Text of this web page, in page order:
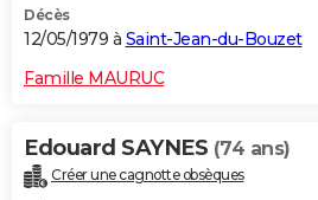
Décès
12/05/1979 à Saint-Jean-du-Bouzet
Famille MAURUC
Edouard SAYNES (74 ans)
Créer une cagnotte obsèques